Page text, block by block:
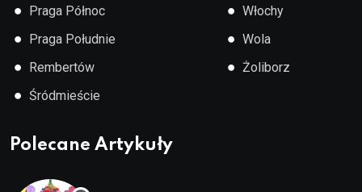
● Praga Północ
● Praga Południe
● Rembertów
● Śródmieście
● Włochy
● Wola
● Żoliborz
Polecane Artykuły